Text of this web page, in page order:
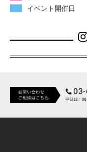
イベント開催日